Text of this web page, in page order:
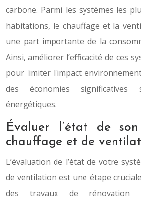
carbone. Parmi les systèmes les
habitations, le chauffage et la
une part importante de la
Ainsi, améliorer l’efficacité de ces
pour limiter l’impact
des économies
énergétiques.
Évaluer l’état de
chauffage et de
L’évaluation de l’état de votre
de ventilation est une étape
des travaux de rénovation